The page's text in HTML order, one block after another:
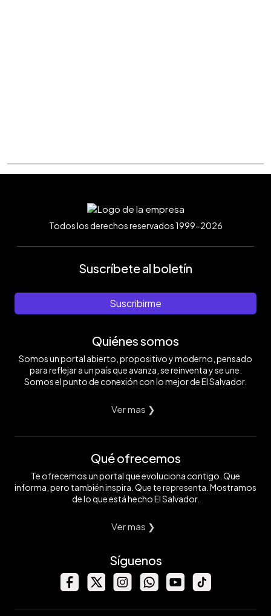
Todos los derechos reservados 1999-2026
Suscríbete al boletín
Suscribirme
Quiénes somos
Somos un portal abierto, propositivo y moderno, pensado
para reflejar a un país que avanza, se reinventa y se une.
Somos el punto de conexión con lo mejor de El Salvador.
Ver mas ❯
Qué ofrecemos
Te ofrecemos un portal que evoluciona contigo. Que
informa, pero también inspira. Que te representa. Mostramos
de lo que está hecho El Salvador.
Ver mas ❯
Síguenos